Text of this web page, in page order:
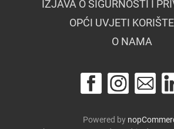
IZJAVA O SIGURNOSTI I
OPĆI UVJETI
O NAMA
Powered by